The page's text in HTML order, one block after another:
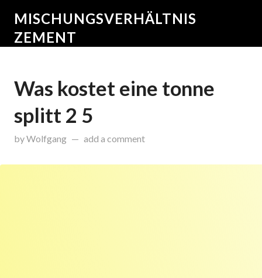
MISCHUNGSVERHÄLTNIS
ZEMENT
Was kostet eine tonne
splitt 2 5
byWolfgang onNovember 27, 2015
add a comment